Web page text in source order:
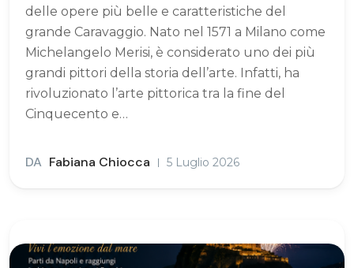
delle opere più belle e caratteristiche del
grande Caravaggio. Nato nel 1571 a Milano come
Michelangelo Merisi, è considerato uno dei più
grandi pittori della storia dell’arte. Infatti, ha
rivoluzionato l’arte pittorica tra la fine del
Cinquecento e…
DA Fabiana Chiocca 5 Luglio 2026